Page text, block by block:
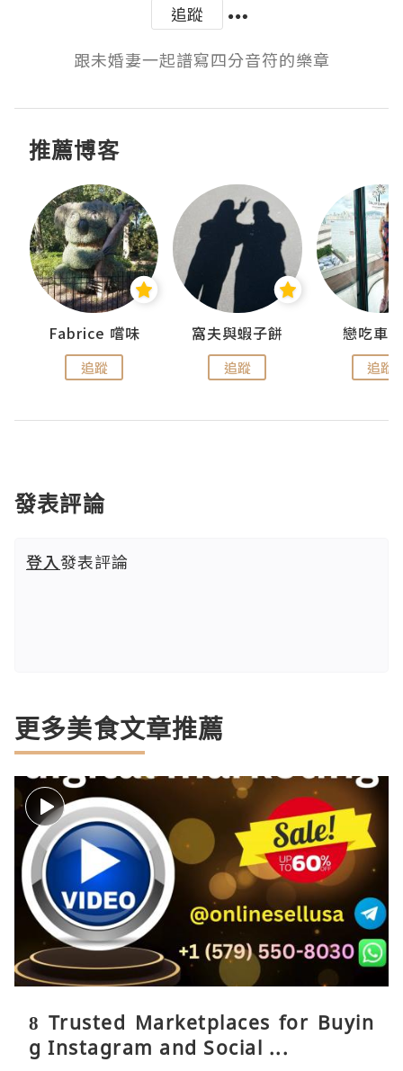
追蹤
跟未婚妻一起譜寫四分音符的樂章
推薦博客
Fabrice 嚐味
追蹤
窩夫與蝦子餅
追蹤
戀吃車
追蹤
發表評論
登入發表評論
更多美食文章推薦
8 Trusted Marketplaces for Buyin
g Instagram and Social ...